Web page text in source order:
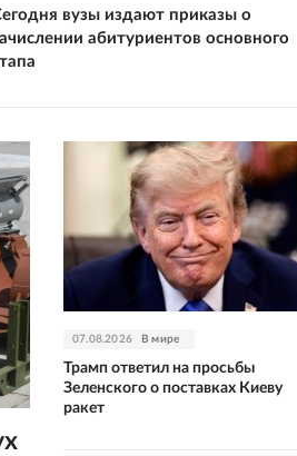
вузы издают приказы о
абитуриентов основного
07.08.2026 В мире
Трамп ответил на просьбы
Зеленского о поставках Киеву
ракет